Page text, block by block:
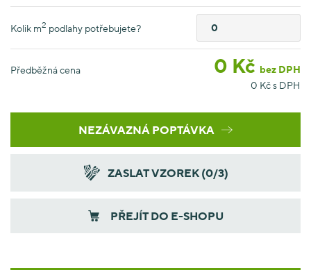
Kolik m2 podlahy potřebujete?
Předběžná cena 0 Kč bez DPH
0 Kč s DPH
NEZÁVAZNÁ POPTÁVKA
ZASLAT VZOREK (0/3)
PŘEJÍT DO E-SHOPU